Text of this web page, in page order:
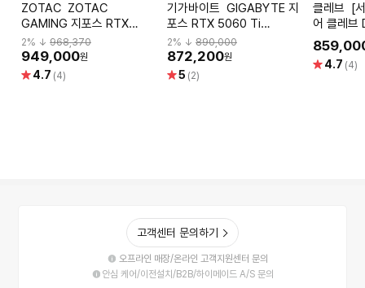
ZOTAC ZOTAC
GAMING 지포스 RTX
5060 Ti Twin Edge OC
D7 8GB 그래픽카드
2% ↓ 968,370
949,000원
별 4.7 (4)
기가바이트 GIGABYTE 지
포스 RTX 5060 Ti
GAMING OC D7 8GB 피
씨디렉트
2% ↓890,000
872,200원
별5 (2)
클레브 [서린공식] 에센코
어 클레
CL30
트 패키지
별 4.7 (4)
고객센터 문의하기
오프라인 매장/온라인 고객지원센터 문의
안심 케어/이전설치/B2B/하이메이드 A/S 문의